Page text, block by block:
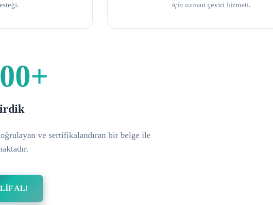
için uzman çeviri hizmeti.
ve sertifikalandıran bir belge ile
AL!